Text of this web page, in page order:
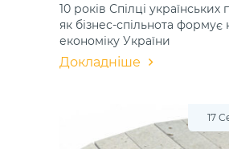
10 років Спілці українських
як бізнес-спільнота формує
економіку України
Докладніше
17